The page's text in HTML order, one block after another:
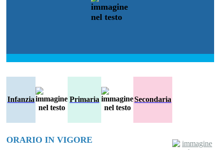
Infanzia Primaria Secondaria
ORARIO IN VIGORE